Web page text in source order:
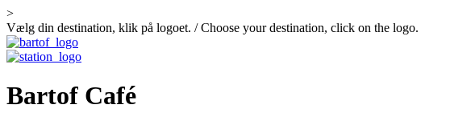
>
Vælg din destination, klik på logoet. / Choose your destination, click on the logo.
Bartof Café